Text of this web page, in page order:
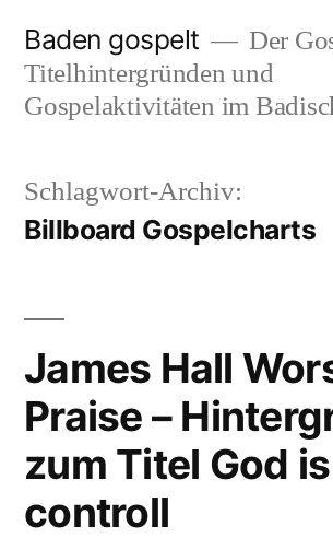
Inhalt
springen
Baden gospelt
Der
Titelhintergründen und
Gospelaktivitäten im
Schlagwort-Archiv:
Billboard Gospelcharts
James Hall
Praise –
zum Titel God
controll